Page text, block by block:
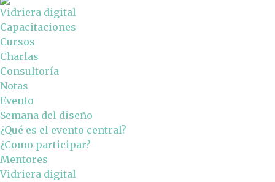
Vidriera digital
Capacitaciones
Cursos
Charlas
Consultoría
Notas
Evento
Semana del diseño
¿Qué es el evento central?
¿Como participar?
Mentores
Vidriera digital